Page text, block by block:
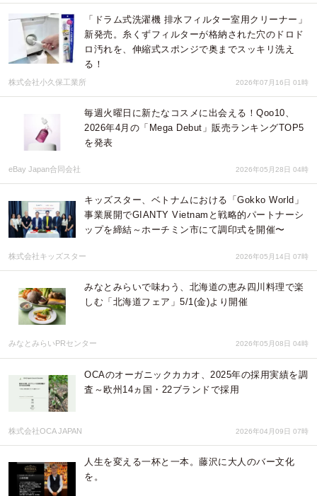
「ドラム式洗濯機 排水フィルター室用クリーナー」
新発売。糸くずフィルターが格納された穴のドロド
ロ汚れを、伸縮式スポンジで奥までスッキリ洗え
る！
株式会社小久保工業所 2026年07月16日 01時
毎週火曜日に新たなコスメに出会える！Qoo10、
2026年4月の「Mega Debut」販売ランキングTOP5
を発表
eBay Japan合同会社 2026年05月28日 04時
キッズスター、ベトナムにおける「Gokko World」
事業展開でGIANTY Vietnamと戦略的パートナーシ
ップを締結～ホーチミン市にて調印式を開催〜
株式会社キッズスター 2026年05月14日 07時
みなとみらいで味わう、北海道の恵み四川料理で楽
しむ「北海道フェア」5/1(金)より開催
みなとみらいPRセンター 2026年05月08日 04時
OCAのオーガニックカカオ、2025年の採用実績を調
査～欧州14ヵ国・22ブランドで採用
株式会社OCA JAPAN 2026年04月09日 07時
人生を変える一杯と一本。藤沢に大人のバー文化
を。